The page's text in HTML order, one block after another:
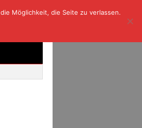
Möglichkeit, die Seite zu verlassen.